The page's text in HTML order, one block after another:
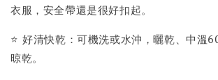
衣服，安全帶還是很好扣起。
⭐️ 好清快乾：可機洗或水沖，曬乾、中溫
晾乾。